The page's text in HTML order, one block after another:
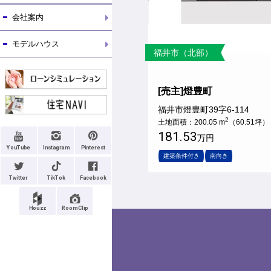
会社案内
モデルハウス
YouTube Instagram Pinterest
Twitter TikTok Facebook
Houzz RoomClip
福井市（北部）
[売主]燈豊町
福井市燈豊町39字6-114
土地面積：200.05 m2 （60.51坪）
181.53万円
建築条件付き 南向き